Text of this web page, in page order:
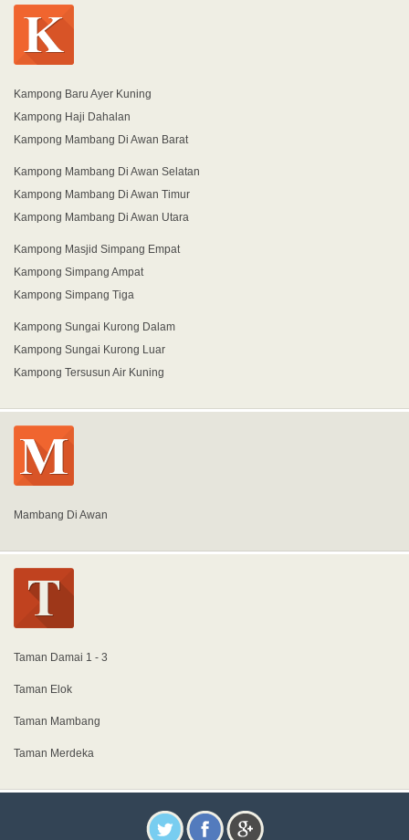
Kampong Baru Ayer Kuning
Kampong Haji Dahalan
Kampong Mambang Di Awan Barat
Kampong Mambang Di Awan Selatan
Kampong Mambang Di Awan Timur
Kampong Mambang Di Awan Utara
Kampong Masjid Simpang Empat
Kampong Simpang Ampat
Kampong Simpang Tiga
Kampong Sungai Kurong Dalam
Kampong Sungai Kurong Luar
Kampong Tersusun Air Kuning
Mambang Di Awan
Taman Damai 1 - 3
Taman Elok
Taman Mambang
Taman Merdeka